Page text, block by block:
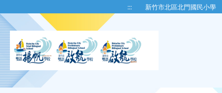
::: 新竹市北區北門國民小學